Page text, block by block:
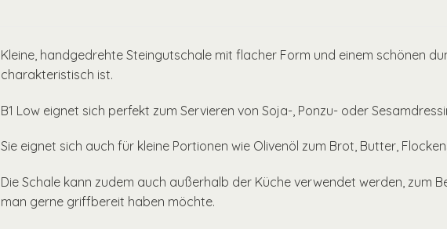
Kleine, handgedrehte Steingutschale mit flacher Form und einem schönen
charakteristisch ist.
B1 Low eignet sich perfekt zum Servieren von Soja-, Ponzu- oder
Sie eignet sich auch für kleine Portionen wie Olivenöl zum Brot, Butter,
Die Schale kann zudem auch außerhalb der Küche verwendet werden, zum
man gerne griffbereit haben möchte.